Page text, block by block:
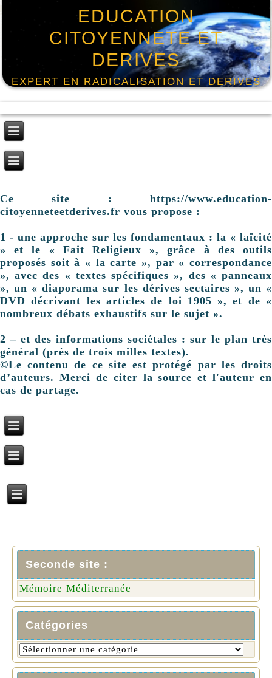
EDUCATION
CITOYENNETE ET
DERIVES
EXPERT EN RADICALISATION ET DERIVES
Ce site : https://www.education-
citoyenneteetderives.fr vous propose :
1 - une approche sur les fondamentaux : la « laïcité
» et le « Fait Religieux », grâce à des outils
proposés soit à « la carte », par « correspondance
», avec des « textes spécifiques », des « panneaux
», un « diaporama sur les dérives sectaires », un «
DVD décrivant les articles de loi 1905 », et de «
nombreux débats exhaustifs sur le sujet ».
2 – et des informations sociétales : sur le plan très
général (près de trois milles textes).
©Le contenu de ce site est protégé par les droits
d’auteurs. Merci de citer la source et l'auteur en
cas de partage.
Seconde site :
Mémoire Méditerranée
Catégories